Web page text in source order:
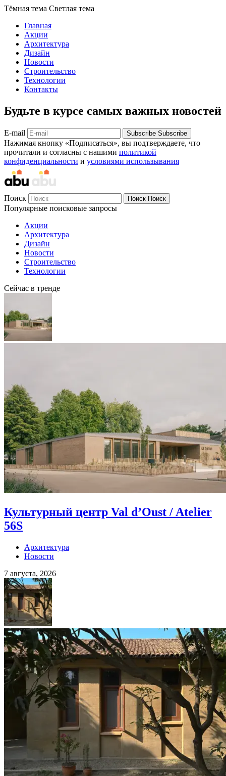
Тёмная тема Светлая тема
Главная
Акции
Архитектура
Дизайн
Новости
Строительство
Технологии
Контакты
Будьте в курсе самых важных новостей
E-mail Subscribe Subscribe
Нажимая кнопку «Подписаться», вы подтверждаете, что
прочитали и согласны с нашими политикой
конфиденциальности и условиями использывания
Поиск Поиск Поиск
Популярные поисковые запросы
Акции
Архитектура
Дизайн
Новости
Строительство
Технологии
Сейчас в тренде
Культурный центр Val d’Oust / Atelier
56S
Архитектура
Новости
7 августа, 2026